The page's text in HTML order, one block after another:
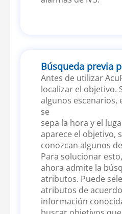
Búsqueda previa
Antes de utilizar
localizar el objetivo.
algunos escenarios,
se
sepa la hora y el
aparece el objetivo,
conozcan algunos
Para solucionar
ahora admite la
atributos. Puede
atributos de
información